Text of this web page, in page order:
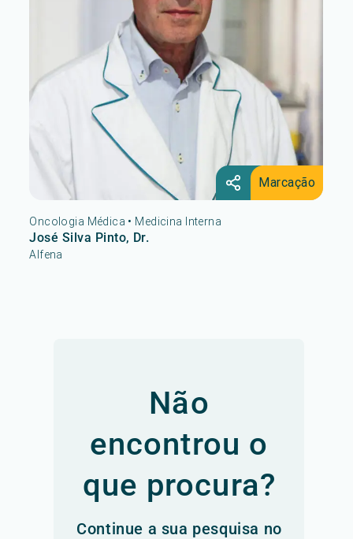
Marcação
Oncologia Médica • Medicina Interna
José Silva Pinto, Dr.
Alfena
Não
encontrou o
que procura?
Continue a sua pesquisa no